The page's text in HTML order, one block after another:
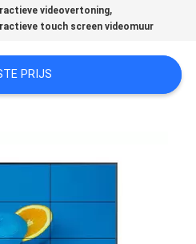
videovertoning,
touch screen videomuur
PRIJS